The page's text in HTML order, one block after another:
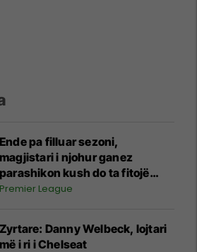
Ende pa filluar sezoni,
magjistari i njohur ganez
parashikon kush do ta fitojë
Ligën Premier
Premier League
Zyrtare: Danny Welbeck, lojtari
më i ri i Chelseat